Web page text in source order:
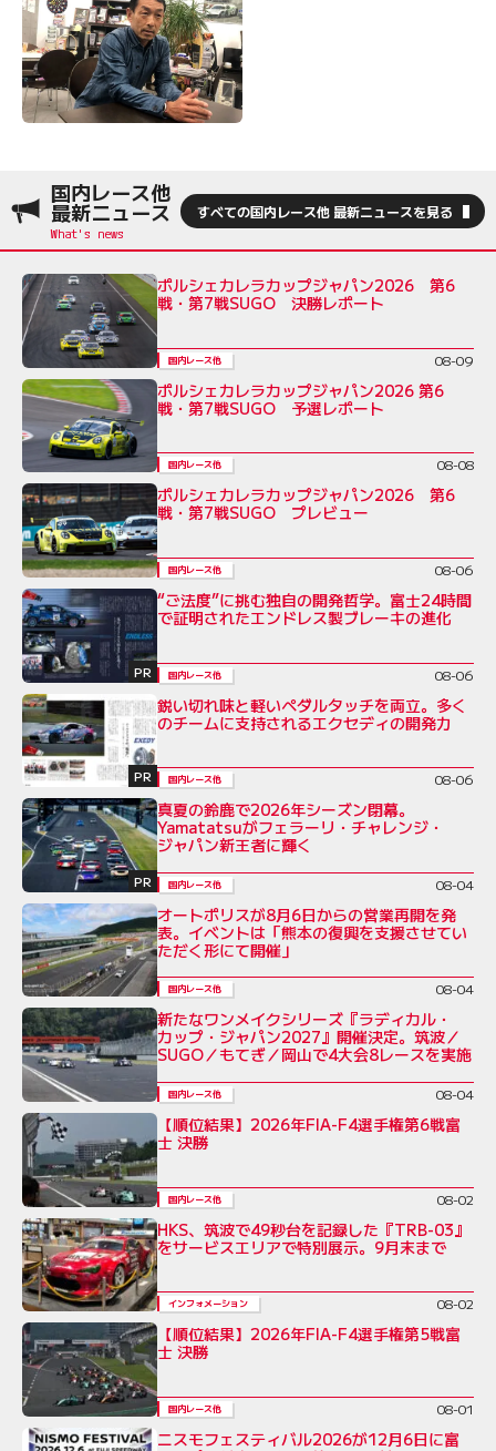
国内レース他
最新ニュース すべての国内レース他 最新ニュースを見る
ポルシェカレラカップジャパン2026 第6
戦・第7戦SUGO 決勝レポート
国内レース他 08-09
ポルシェカレラカップジャパン2026 第6
戦・第7戦SUGO 予選レポート
国内レース他 08-08
ポルシェカレラカップジャパン2026 第6
戦・第7戦SUGO プレビュー
国内レース他 08-06
PR
“ご法度”に挑む独自の開発哲学。富士24時間
で証明されたエンドレス製ブレーキの進化
国内レース他 08-06
PR
鋭い切れ味と軽いペダルタッチを両立。多く
のチームに支持されるエクセディの開発力
国内レース他 08-06
PR
真夏の鈴鹿で2026年シーズン閉幕。
Yamatatsuがフェラーリ・チャレンジ・
ジャパン新王者に輝く
国内レース他 08-04
オートポリスが8月6日からの営業再開を発
表。イベントは「熊本の復興を支援させてい
ただく形にて開催」
国内レース他 08-04
新たなワンメイクシリーズ『ラディカル・
カップ・ジャパン2027』開催決定。筑波／
SUGO／もてぎ／岡山で4大会8レースを実施
国内レース他 08-04
【順位結果】2026年FIA-F4選手権第6戦富
士 決勝
国内レース他 08-02
HKS、筑波で49秒台を記録した『TRB-03』
をサービスエリアで特別展示。9月末まで
インフォメーション 08-02
【順位結果】2026年FIA-F4選手権第5戦富
士 決勝
国内レース他 08-01
ニスモフェスティバル2026が12月6日に富